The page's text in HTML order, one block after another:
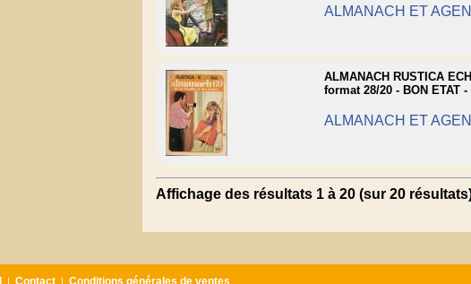
ALMANACH ET
ALMANACH RUSTICA
format 28/20 - BON ETAT -
ALMANACH ET
Affichage des résultats 1 à 20 (sur 20
| Contact| Conditions générales de ventes